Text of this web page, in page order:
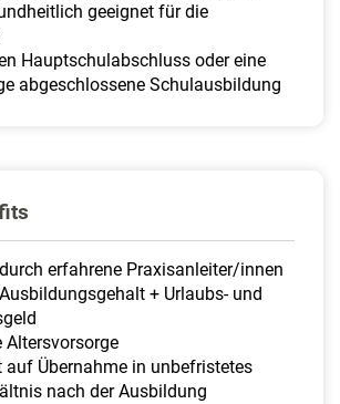
geeignet für die
Hauptschulabschluss oder eine
abgeschlossene Schulausbildung
erfahrene Praxisanleiter/innen
+ Urlaubs- und
Altersvorsorge
auf Übernahme in unbefristetes
nach der Ausbildung